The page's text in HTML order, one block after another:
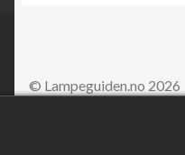
© Lampeguiden.no 2026